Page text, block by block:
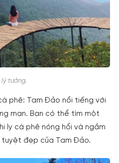
lý tưởng.
phê: Tam Đảo nổi tiếng với
mạn. Bạn có thể tìm một
ly cà phê nóng hổi và ngắm
tuyệt đẹp của Tam Đảo.